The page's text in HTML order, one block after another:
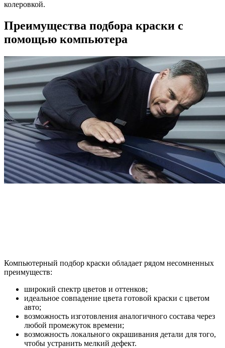
колеровкой.
Преимущества подбора краски с
помощью компьютера
Компьютерный подбор краски обладает рядом несомненных
преимуществ:
широкий спектр цветов и оттенков;
идеальное совпадение цвета готовой краски с цветом
авто;
возможность изготовления аналогичного состава через
любой промежуток времени;
возможность локального окрашивания детали для того,
чтобы устранить мелкий дефект.